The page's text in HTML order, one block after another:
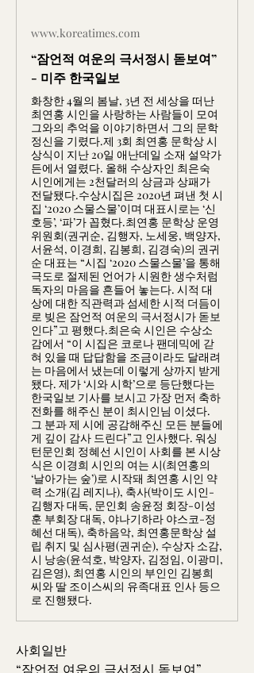
www.koreatimes.com
“잠언적 여운의 극서정시 돋보여”
- 미주 한국일보
화창한 4월의 봄날, 3년 전 세상을 떠난
최연홍 시인을 사랑하는 사람들이 모여
그와의 추억을 이야기하면서 그의 문학
정신을 기렸다.제 3회 최연홍 문학상 시
상식이 지난 20일 애난데일 소재 설악가
든에서 열렸다. 올해 수상자인 최은숙
시인에게는 2천달러의 상금과 상패가
전달됐다.수상시집은 2020년 펴낸 첫 시
집 ‘2020 스물스물’이며 대표시로는 ‘신
호등’, ‘파’가 꼽혔다.최연홍 문학상 운영
위원회(권귀순, 김행자, 노세웅, 백양자,
서윤석, 이경희, 김봉희, 김경숙)의 권귀
순 대표는 “시집 ‘2020 스물스물’을 통해
극도로 절제된 언어가 시원한 생수처럼
독자의 마음을 흔들어 놓는다. 시적 대
상에 대한 직관력과 섬세한 시적 더듬이
로 빚은 잠언적 여운의 극서정시가 돋보
인다”고 평했다.최은숙 시인은 수상소
감에서 “이 시집은 코로나 팬데믹에 갇
혀 있을 때 답답함을 조금이라도 달래려
는 마음에서 냈는데 이렇게 상까지 받게
됐다. 제가 ‘시와 시학’으로 등단했다는
한국일보 기사를 보시고 가장 먼저 축하
전화를 해주신 분이 최시인님 이셨다.
그 분과 제 시에 공감해주신 모든 분들에
게 깊이 감사 드린다”고 인사했다. 워싱
턴문인회 정혜선 시인이 사회를 본 시상
식은 이경희 시인의 여는 시(최연홍의
‘날아가는 숲’)로 시작돼 최연홍 시인 약
력 소개(김 레지나), 축사(박이도 시인-
김행자 대독, 문인회 송윤정 회장-이성
훈 부회장 대독, 야나기하라 야스코-정
혜선 대독), 축하음악, 최연홍문학상 설
립 취지 및 심사평(권귀순), 수상자 소감,
시 낭송(윤석호, 박양자, 김정임, 이광미,
김은영), 최연홍 시인의 부인인 김봉희
씨와 딸 조이스씨의 유족대표 인사 등으
로 진행됐다.
사회일반
“잠언적 여운의 극서정시 돋보여”